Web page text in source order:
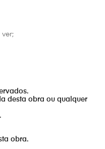
desta obra ou qualquer
obra.